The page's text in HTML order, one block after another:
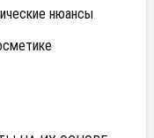
нюансы